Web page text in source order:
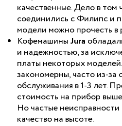
качественные. Дело в том
соединились с Филипс и
модели можно прочесть в
КофемашиныJura
и надежностью, за
платы некоторых
закономерны, часто из-за
обслуживания в 1-3 лет.
стоимость на прибор
Но частые
качество на высоте.